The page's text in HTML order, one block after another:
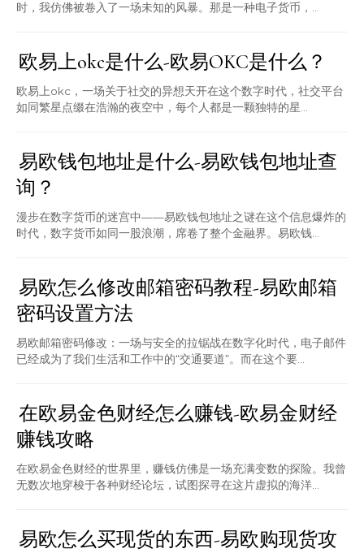
时，我仿佛被卷入了一场未知的风暴。那是一种电子货币，...
欧易上okc是什么-欧易OKC是什么？
欧易上okc，一场关于社交的异想天开在这个数字时代，社交平台
如同繁星点缀在浩瀚的夜空中，每个人都是一颗独特的星...
易欧钱包地址是什么-易欧钱包地址查
询？
漫步在数字货币的迷宫中——易欧钱包地址之谜在这个信息爆炸的
时代，数字货币如同一股浪潮，席卷了整个金融界。易欧钱...
易欧怎么修改邮箱密码教程-易欧邮箱
密码设置方法
易欧邮箱密码修改：一场与安全的拉锯战在数字化时代，电子邮件
已经成为了我们生活和工作中的“交通要道”。而在这个要...
在欧易金色财经怎么赚钱-欧易金财经
赚钱攻略
在欧易金色财经的世界里，赚钱仿佛是一场充满变数的探险。我曾
无数次地穿梭于各种财经论坛，试图探寻在这片虚拟的海洋...
易欧怎么买现货的东西-易欧购现货攻